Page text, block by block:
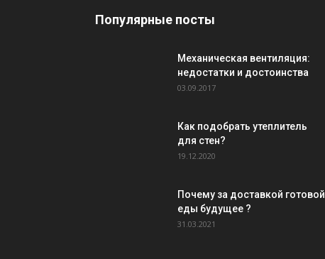
Популярные посты
Механическая вентиляция:
недостатки и достоинства
03.09.2017
Как подобрать утеплитель
для стен?
19.12.2020
Почему за доставкой готовой
еды будущее ?
31.03.2021